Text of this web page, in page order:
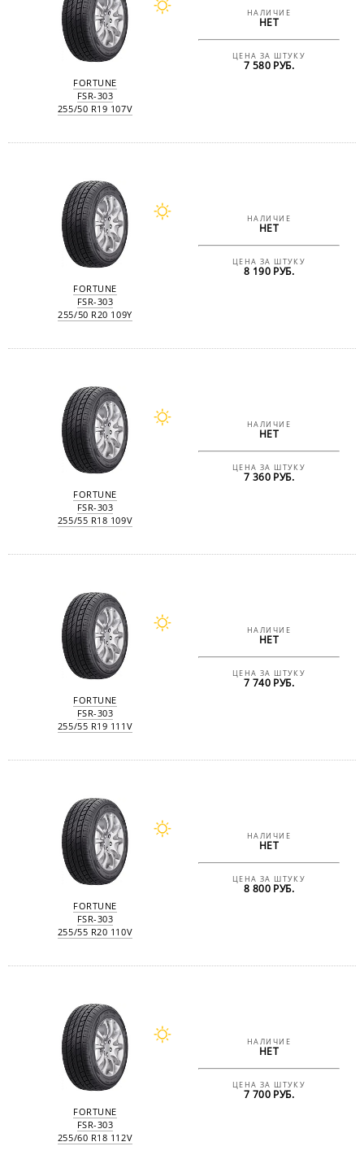
FORTUNE
FSR-303
255/50 R19 107V
НАЛИЧИЕ
НЕТ
ЦЕНА ЗА ШТУКУ
7 580 РУБ.
FORTUNE
FSR-303
255/50 R20 109Y
НАЛИЧИЕ
НЕТ
ЦЕНА ЗА ШТУКУ
8 190 РУБ.
FORTUNE
FSR-303
255/55 R18 109V
НАЛИЧИЕ
НЕТ
ЦЕНА ЗА ШТУКУ
7 360 РУБ.
FORTUNE
FSR-303
255/55 R19 111V
НАЛИЧИЕ
НЕТ
ЦЕНА ЗА ШТУКУ
7 740 РУБ.
FORTUNE
FSR-303
255/55 R20 110V
НАЛИЧИЕ
НЕТ
ЦЕНА ЗА ШТУКУ
8 800 РУБ.
FORTUNE
FSR-303
255/60 R18 112V
НАЛИЧИЕ
НЕТ
ЦЕНА ЗА ШТУКУ
7 700 РУБ.